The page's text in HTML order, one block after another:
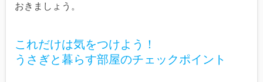
おきましょう。
これだけは気をつけよう！
うさぎと暮らす部屋のチェックポイント